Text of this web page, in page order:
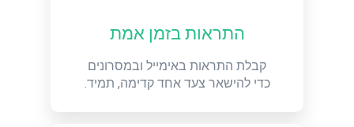
התראות בזמן אמת
קבלת התראות באימייל ובמסרונים
כדי להישאר צעד אחד קדימה, תמיד.